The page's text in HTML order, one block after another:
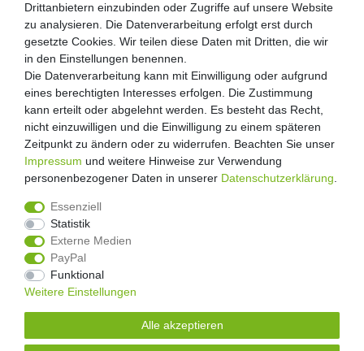
Über uns
Zahlung und Versand
Retouren
Zooheld Blog
Widerrufsrecht
Vertrag widerrufen
Geschäftsbedingungen
Impressum
Unsere Artikel sind gelistet auf:
© Copyright 2026 | Alle Rechte vorbehalten.
Drittanbietern einzubinden oder Zugriffe auf unsere Website
zu analysieren. Die Datenverarbeitung erfolgt erst durch
gesetzte Cookies. Wir teilen diese Daten mit Dritten, die wir
in den Einstellungen benennen.
Die Datenverarbeitung kann mit Einwilligung oder aufgrund
eines berechtigten Interesses erfolgen. Die Zustimmung
kann erteilt oder abgelehnt werden. Es besteht das Recht,
nicht einzuwilligen und die Einwilligung zu einem späteren
Zeitpunkt zu ändern oder zu widerrufen. Beachten Sie unser
Impressum und weitere Hinweise zur Verwendung
personenbezogener Daten in unserer Daten­schutz­erklärung
Essenziell
Statistik
Externe Medien
PayPal
Funktional
Weitere Einstellungen
Alle akzeptieren
Drittanbietern einzubinden oder Zugriffe auf unsere Website
zu analysieren. Die Datenverarbeitung erfolgt erst durch
gesetzte Cookies. Wir teilen diese Daten mit Dritten, die wir
in den Einstellungen benennen.
Die Datenverarbeitung kann mit Einwilligung oder aufgrund
eines berechtigten Interesses erfolgen. Die Zustimmung
kann erteilt oder abgelehnt werden. Es besteht das Recht,
nicht einzuwilligen und die Einwilligung zu einem späteren
Zeitpunkt zu ändern oder zu widerrufen. Beachten Sie unser
Impressum und weitere Hinweise zur Verwendung
personenbezogener Daten in unserer Daten­schutz­erklärung
Essenziell
Statistik
Externe Medien
PayPal
Funktional
Weitere Einstellungen
Alle akzeptieren